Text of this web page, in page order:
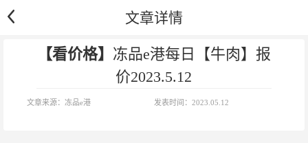
文章详情
【看价格】 冻品e港每日【牛肉】报
价2023.5.12
文章来源： 冻品e港 发表时间： 2023.05.12